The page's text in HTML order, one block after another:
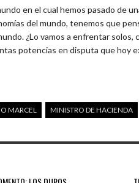
en el cual hemos pasado de
del mundo, tenemos que
¿Lo vamos a enfrentar solos,
potencias en disputa que hoy
MARCEL MINISTRO DE HACIENDA